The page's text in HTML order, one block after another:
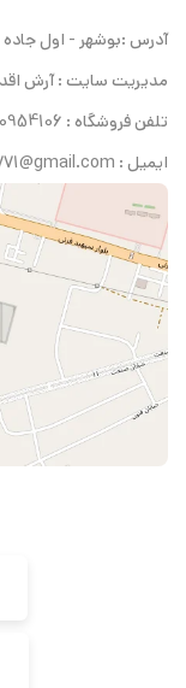
آدرس :بوشهر - اول جاده
مدیریت سایت : آرش
تلفن فروشگاه : 09050954106
ایمیل : arasheghdam771@gmail.com